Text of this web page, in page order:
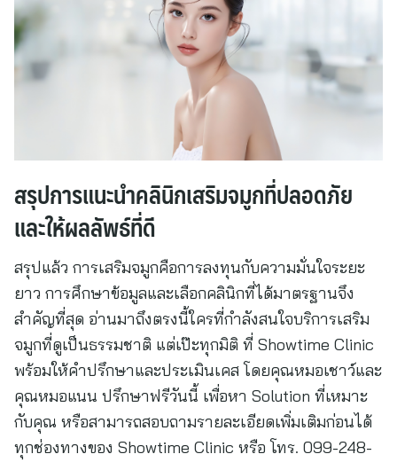
สรุปการแนะนำคลินิกเสริมจมูกที่ปลอดภัย
และให้ผลลัพธ์ที่ดี
สรุปแล้ว การเสริมจมูกคือการลงทุนกับความมั่นใจระยะ
ยาว การศึกษาข้อมูลและเลือกคลินิกที่ได้มาตรฐานจึง
สำคัญที่สุด อ่านมาถึงตรงนี้ใครที่กำลังสนใจบริการเสริม
จมูกที่ดูเป็นธรรมชาติ แต่เป๊ะทุกมิติ ที่ Showtime Clinic
พร้อมให้คำปรึกษาและประเมินเคส โดยคุณหมอเชาว์และ
คุณหมอแนน ปรึกษาฟรีวันนี้ เพื่อหา Solution ที่เหมาะ
กับคุณ หรือสามารถสอบถามรายละเอียดเพิ่มเติมก่อนได้
ทุกช่องทางของ Showtime Clinic หรือ โทร. 099-248-